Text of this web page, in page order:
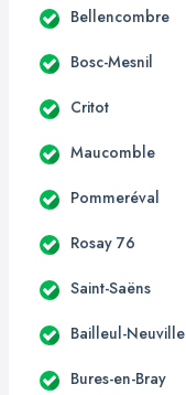
Bellencombre
Bosc-Mesnil
Critot
Maucomble
Pommeréval
Rosay 76
Saint-Saëns
Bailleul-Neuville
Bures-en-Bray